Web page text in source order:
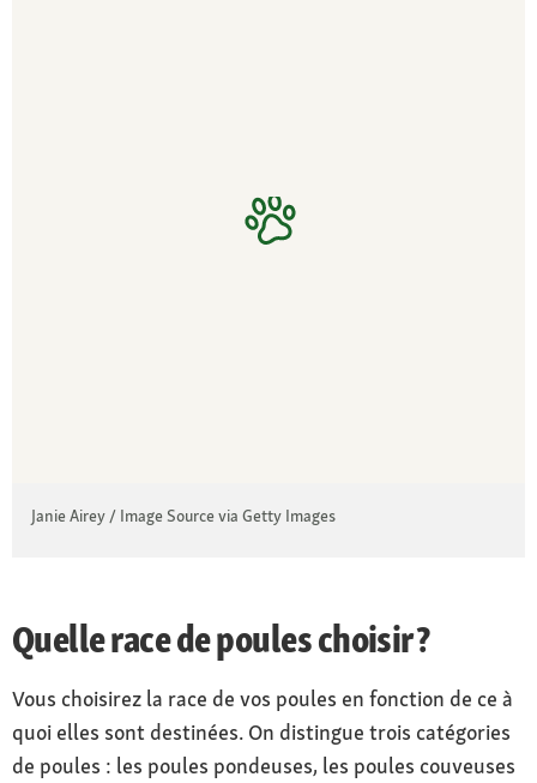
Janie Airey / Image Source via Getty Images
Quelle race de poules choisir ?
Vous choisirez la race de vos poules en fonction de ce à
quoi elles sont destinées. On distingue trois catégories
de poules : les poules pondeuses, les poules couveuses